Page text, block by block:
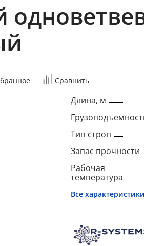
Сравнить
Длина, м
Тип строп
Запас прочности
Рабочая
температура
Все характеристики